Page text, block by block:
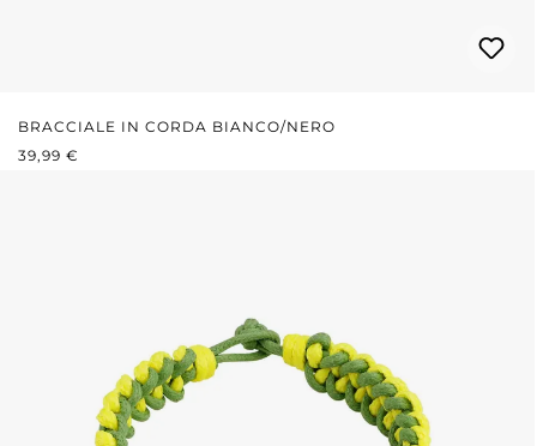
BRACCIALE IN CORDA BIANCO/NERO
PREZZO NORMALE:
39,99 €